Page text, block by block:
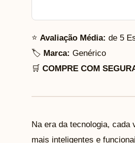
⭐ Avaliação Média: de 5
🏷️ Marca: Genérico
🛒 COMPRE COM
Na era da tecnologia,
mais inteligentes e